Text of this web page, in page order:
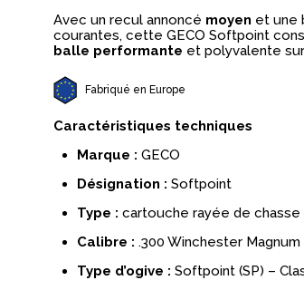
Avec un recul annoncé moyen et une
courantes, cette GECO Softpoint
balle performante et polyvalente
Fabriqué en Europe
Caractéristiques techniques
Marque : GECO
Désignation : Softpoint
Type : cartouche rayée de chasse
Calibre : .300 Winchester Magnum
Type d’ogive : Softpoint (SP) –